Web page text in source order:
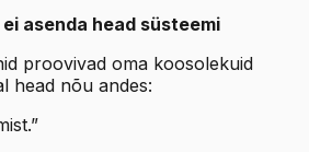
asenda head süsteemi
proovivad oma koosolekuid
head nõu andes: